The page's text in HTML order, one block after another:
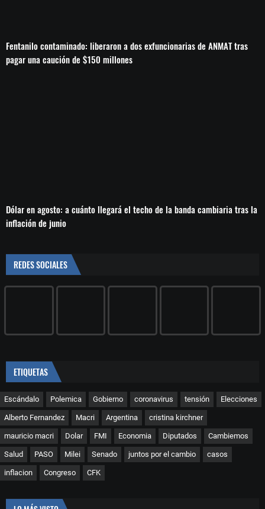
Fentanilo contaminado: liberaron a dos exfuncionarias de ANMAT tras
pagar una caución de $150 millones
Dólar en agosto: a cuánto llegará el techo de la banda cambiaria tras la
inflación de junio
REDES SOCIALES
ETIQUETAS
Escándalo Polemica Gobierno coronavirus tensión Elecciones
Alberto Fernandez Macri Argentina cristina kirchner
mauricio macri Dolar FMI Economia Diputados Cambiemos
Salud PASO Milei Senado juntos por el cambio casos
inflacion Congreso CFK